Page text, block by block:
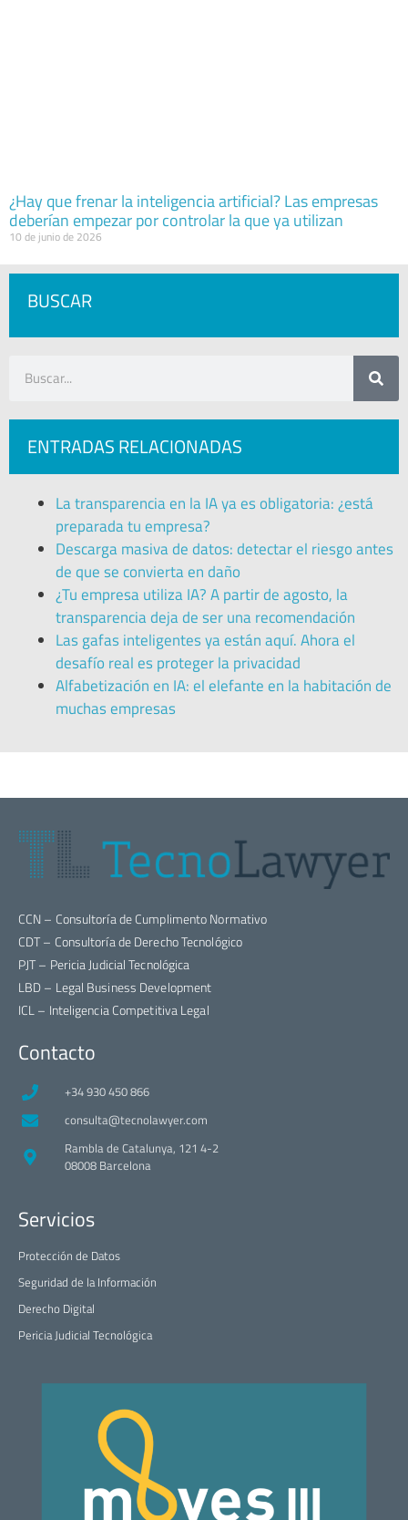
¿Hay que frenar la inteligencia artificial? Las empresas
deberían empezar por controlar la que ya utilizan
10 de junio de 2026
BUSCAR
ENTRADAS RELACIONADAS
La transparencia en la IA ya es obligatoria: ¿está
preparada tu empresa?
Descarga masiva de datos: detectar el riesgo antes
de que se convierta en daño
¿Tu empresa utiliza IA? A partir de agosto, la
transparencia deja de ser una recomendación
Las gafas inteligentes ya están aquí. Ahora el
desafío real es proteger la privacidad
Alfabetización en IA: el elefante en la habitación de
muchas empresas
CCN – Consultoría de Cumplimento Normativo
CDT – Consultoría de Derecho Tecnológico
PJT – Pericia Judicial Tecnológica
LBD – Legal Business Development
ICL – Inteligencia Competitiva Legal
Contacto
+34 930 450 866
consulta@tecnolawyer.com
Rambla de Catalunya, 121 4-2
08008 Barcelona
Servicios
Protección de Datos
Seguridad de la Información
Derecho Digital
Pericia Judicial Tecnológica